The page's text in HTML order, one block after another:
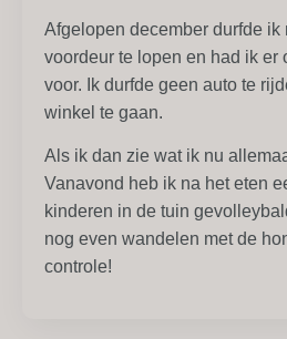
Afgelopen december durfde ik
voordeur te lopen en had ik er
voor. Ik durfde geen auto te
winkel te gaan.
Als ik dan zie wat ik nu
Vanavond heb ik na het eten
kinderen in de tuin
nog even wandelen met de
controle!